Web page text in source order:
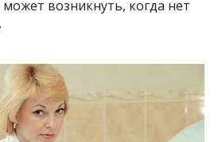
возникнуть, когда нет